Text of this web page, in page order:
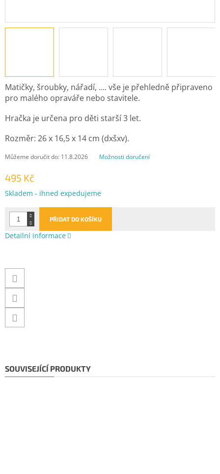
495 Kč
Měrná
Skladem - ihned expedujeme
Můžeme doručit do: 11.8.2026 Možnosti doručení
PŘIDAT DO KOŠÍKU
Matičky, šroubky, nářadí, .... vše je přehledně připraveno
pro malého opraváře nebo stavitele.
Hračka je určena pro děti starší 3 let.
Rozměr: 26 x 16,5 x 14 cm (dxšxv).
Detailní informace
SOUVISEJÍCÍ PRODUKTY